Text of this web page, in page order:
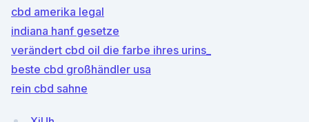
cbd amerika legal
indiana hanf gesetze
verändert cbd oil die farbe ihres urins_
beste cbd großhändler usa
rein cbd sahne